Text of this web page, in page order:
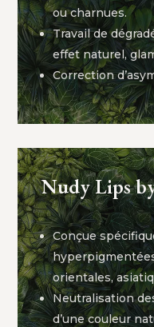
ou charnues.
Travail de
effet naturel,
Correction
Nudy Lips
Conçue
orientales,
Neutralisation
d’une couleur